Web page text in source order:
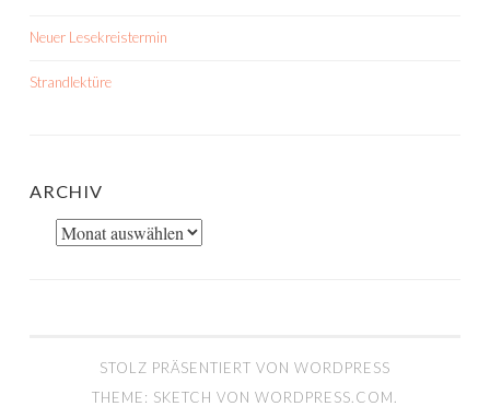
Neuer Lesekreistermin
Strandlektüre
ARCHIV
Archiv
STOLZ PRÄSENTIERT VON WORDPRESS
THEME: SKETCH VON WORDPRESS.COM